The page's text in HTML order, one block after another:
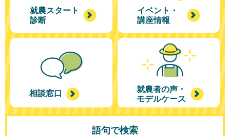
就農スタート
診断
イベント・
講座情報
相談窓口
就農者の声・
モデルケース
語句で検索